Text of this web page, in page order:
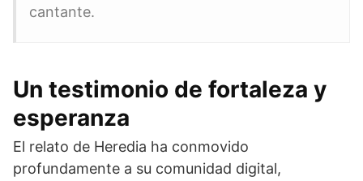
cantante.
Un testimonio de fortaleza y
esperanza
El relato de Heredia ha conmovido
profundamente a su comunidad digital,